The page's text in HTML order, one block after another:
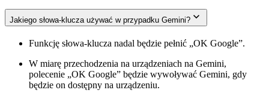
Jakiego słowa-klucza używać w przypadku Gemini?
Funkcję słowa-klucza nadal będzie pełnić „OK Google”.
W miarę przechodzenia na urządzeniach na Gemini,
polecenie „OK Google” będzie wywoływać Gemini, gdy
będzie on dostępny na urządzeniu.